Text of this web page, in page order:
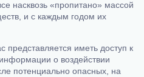
насквозь «пропитано» массой
и с каждым годом их
иметь доступ к
о воздействии
потенциально опасных, на